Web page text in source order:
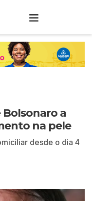
Bolsonaro a
na pele
desde o dia 4